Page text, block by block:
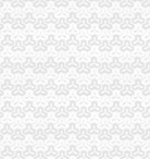
柜、活动柜图片
晋江文学城
庆我要出兑网
汇总|欧洲